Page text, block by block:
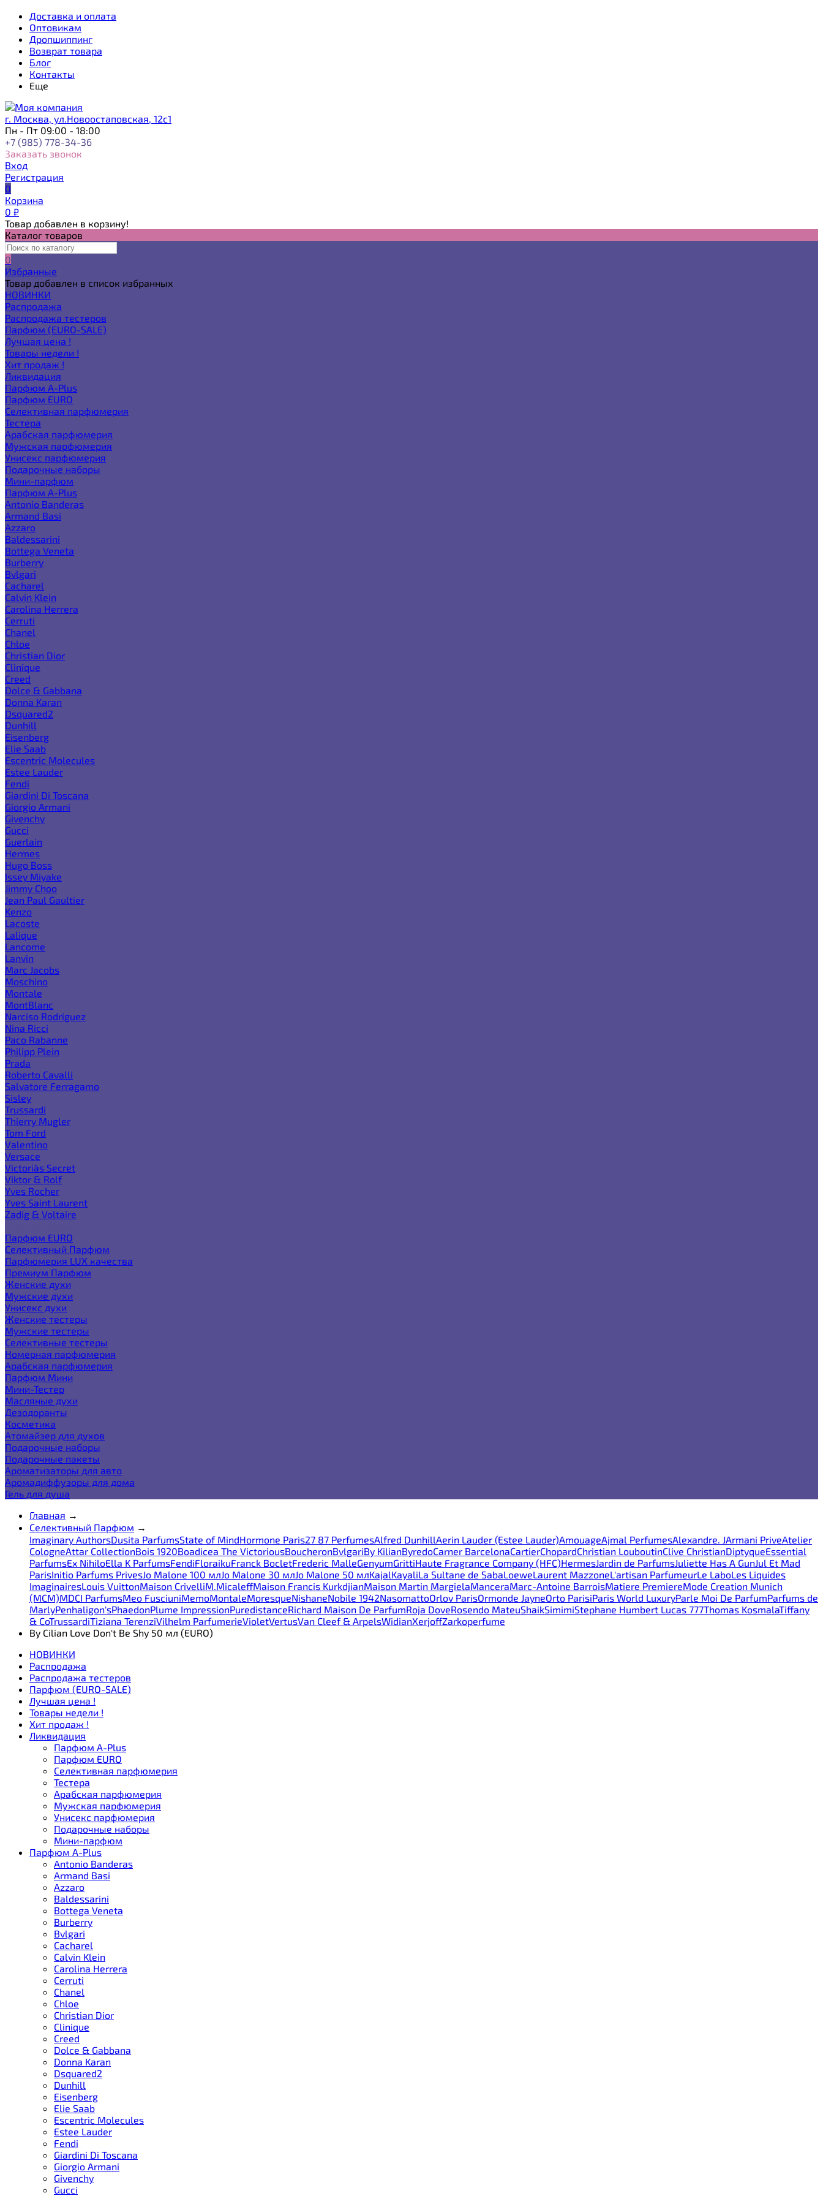
Доставка и оплата
Оптовикам
Дропшиппинг
Возврат товара
Блог
Контакты
Еще
г. Москва, ул.Новоостаповская, 12с1
Пн - Пт 09:00 - 18:00
+7 (985) 778-34-36
Заказать звонок
Вход
Регистрация
0
Корзина
0 ₽
Товар добавлен в корзину!
Каталог товаров
0
Избранные
Товар добавлен в список избранных
НОВИНКИ
Распродажа
Распродажа тестеров
Парфюм (EURO-SALE)
Лучшая цена !
Товары недели !
Хит продаж !
Ликвидация
Парфюм A-Plus
Парфюм EURO
Селективная парфюмерия
Тестера
Арабская парфюмерия
Мужская парфюмерия
Унисекс парфюмерия
Подарочные наборы
Мини-парфюм
Парфюм A-Plus
Antonio Banderas
Armand Basi
Azzaro
Baldessarini
Bottega Veneta
Burberry
Bvlgari
Cacharel
Calvin Klein
Carolina Herrera
Cerruti
Chanel
Chloe
Christian Dior
Clinique
Creed
Dolce & Gabbana
Donna Karan
Dsquared2
Dunhill
Eisenberg
Elie Saab
Escentric Molecules
Estee Lauder
Fendi
Giardini Di Toscana
Giorgio Armani
Givenchy
Gucci
Guerlain
Hermes
Hugo Boss
Issey Miyake
Jimmy Choo
Jean Paul Gaultier
Kenzo
Lacoste
Lalique
Lancome
Lanvin
Marc Jacobs
Moschino
Montale
MontBlanc
Narciso Rodriguez
Nina Ricci
Paco Rabanne
Philipp Plein
Prada
Roberto Cavalli
Salvatore Ferragamo
Sisley
Trussardi
Thierry Mugler
Tom Ford
Valentino
Versace
Victoria`s Secret
Viktor & Rolf
Yves Rocher
Yves Saint Laurent
Zadig & Voltaire
Парфюм EURO
Селективный Парфюм
Парфюмерия LUX качества
Премиум Парфюм
Женские духи
Мужские духи
Унисекс духи
Женские тестеры
Мужские тестеры
Селективные тестеры
Номерная парфюмерия
Арабская парфюмерия
Парфюм Мини
Мини-Тестер
Масляные духи
Дезодоранты
Косметика
Атомайзер для духов
Подарочные наборы
Подарочные пакеты
Ароматизаторы для авто
Аромадиффузоры для дома
Гель для душа
Главная →
Селективный Парфюм →
Imaginary AuthorsDusita ParfumsState of MindHormone Paris27 87 PerfumesAlfred DunhillAerin Lauder (Estee Lauder)AmouageAjmal PerfumesAlexandre. JArmani PriveAtelier
CologneAttar CollectionBois 1920Boadicea The VictoriousBoucheronBvlgariBy KilianByredoCarner BarcelonaCartierChopardChristian LouboutinClive ChristianDiptyqueEssential
ParfumsEx NihiloElla K ParfumsFendiFloraikuFranck BocletFrederic MalleGenyumGrittiHaute Fragrance Company (HFC)HermesJardin de ParfumsJuliette Has A GunJul Et Mad
ParisInitio Parfums PrivesJo Malone 100 млJo Malone 30 млJo Malone 50 млKajalKayaliLa Sultane de SabaLoeweLaurent MazzoneL'artisan ParfumeurLe LaboLes Liquides
ImaginairesLouis VuittonMaison CrivelliM.MicaleffMaison Francis KurkdjianMaison Martin MargielaManceraMarc-Antoine BarroisMatiere PremiereMode Creation Munich
(MCM)MDCI ParfumsMeo FusciuniMemoMontaleMoresqueNishaneNobile 1942NasomattoOrlov ParisOrmonde JayneOrto ParisiParis World LuxuryParle Moi De ParfumParfums de
MarlyPenhaligon'sPhaedonPlume ImpressionPuredistanceRichard Maison De ParfumRoja DoveRosendo MateuShaikSimimiStephane Humbert Lucas 777Thomas KosmalaTiffany
& CoTrussardiTiziana TerenziVilhelm ParfumerieVioletVertusVan Cleef & ArpelsWidianXerjoffZarkoperfume
By Cilian Love Don't Be Shy 50 мл (EURO)
НОВИНКИ
Распродажа
Распродажа тестеров
Парфюм (EURO-SALE)
Лучшая цена !
Товары недели !
Хит продаж !
Ликвидация
Парфюм A-Plus
Парфюм EURO
Селективная парфюмерия
Тестера
Арабская парфюмерия
Мужская парфюмерия
Унисекс парфюмерия
Подарочные наборы
Мини-парфюм
Парфюм A-Plus
Antonio Banderas
Armand Basi
Azzaro
Baldessarini
Bottega Veneta
Burberry
Bvlgari
Cacharel
Calvin Klein
Carolina Herrera
Cerruti
Chanel
Chloe
Christian Dior
Clinique
Creed
Dolce & Gabbana
Donna Karan
Dsquared2
Dunhill
Eisenberg
Elie Saab
Escentric Molecules
Estee Lauder
Fendi
Giardini Di Toscana
Giorgio Armani
Givenchy
Gucci